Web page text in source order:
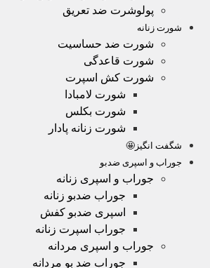
پولوشرت ضد تعریق
شورت زنانه
شورت ضد حساسیت
شورت قاعدگی
شورت کش اسپرت
شورت لامبادا
شورت بکلس
شورت زنانه پادار
شگفت انگیز🤩
جوراب و اسپری ضدبو
جوراب و اسپری زنانه
جوراب ضدبو زنانه
اسپری ضدبو کفش
جوراب اسپرت زنانه
جوراب و اسپری مردانه
جوراب ضد بو مردانه